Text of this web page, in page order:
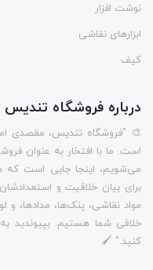
نوشت افزار
ابزارهای نقاشی
کیف
درباره فروشگاه تندیس
🎨 "فروشگاه تندیس، مقصدی
است. ما با افتخار به عنوان
می‌شویم، اینجا جایی است که
برای بیان خلاقیت و
مواد نقاشی، پنک‌ها، مدادها، و
خلاقی شما هستیم. بپیوندید
کنید." 🖌️